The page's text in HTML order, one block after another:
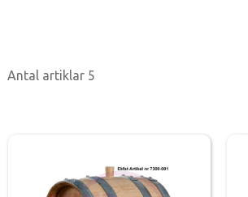
Antal artiklar 5